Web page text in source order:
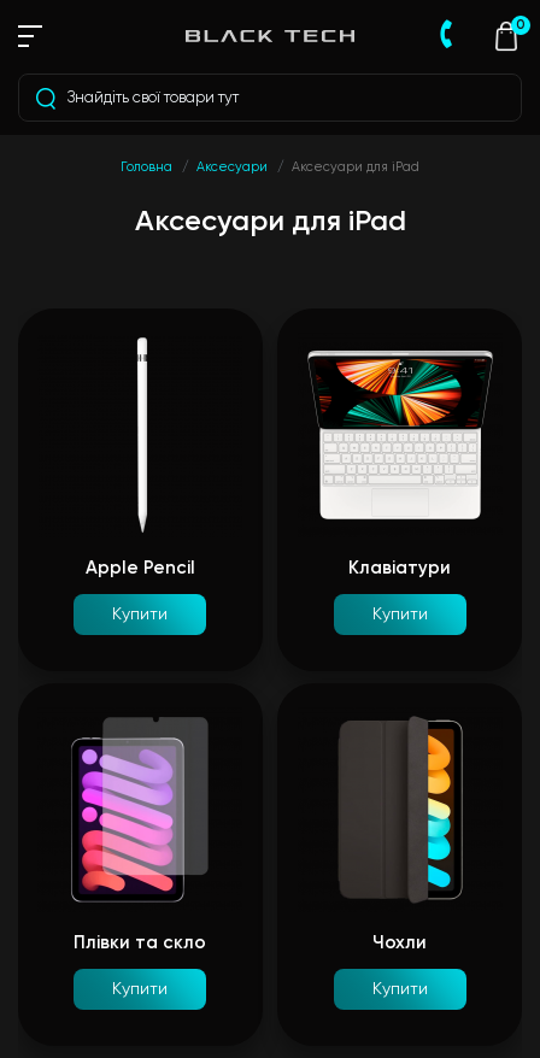
0
Головна Аксесуари Аксесуари для iPad
Аксесуари для iPad
Apple Pencil
Купити
Клавіатури
Купити
Плівки та скло
Купити
Чохли
Купити